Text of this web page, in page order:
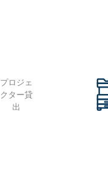
プロジェ
クター貸
出